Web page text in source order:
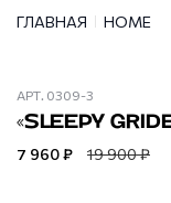
ГЛАВНАЯ HOME
АРТ. 0309-3
«SLEEPY
7 960 ₽ 19 900 ₽